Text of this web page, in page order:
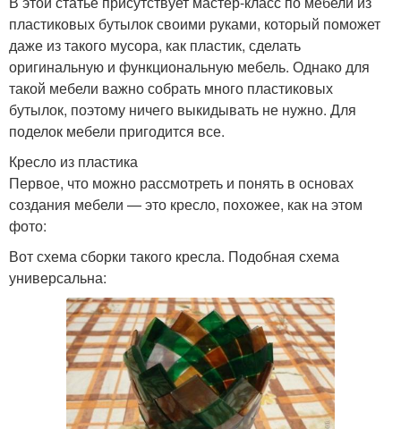
пластиковых бутылок своими руками, который поможет
даже из такого мусора, как пластик, сделать
оригинальную и функциональную мебель. Однако для
такой мебели важно собрать много пластиковых
бутылок, поэтому ничего выкидывать не нужно. Для
поделок мебели пригодится все.
Кресло из пластика
Первое, что можно рассмотреть и понять в основах
создания мебели — это кресло, похожее, как на этом
фото:
Вот схема сборки такого кресла. Подобная схема
универсальна: